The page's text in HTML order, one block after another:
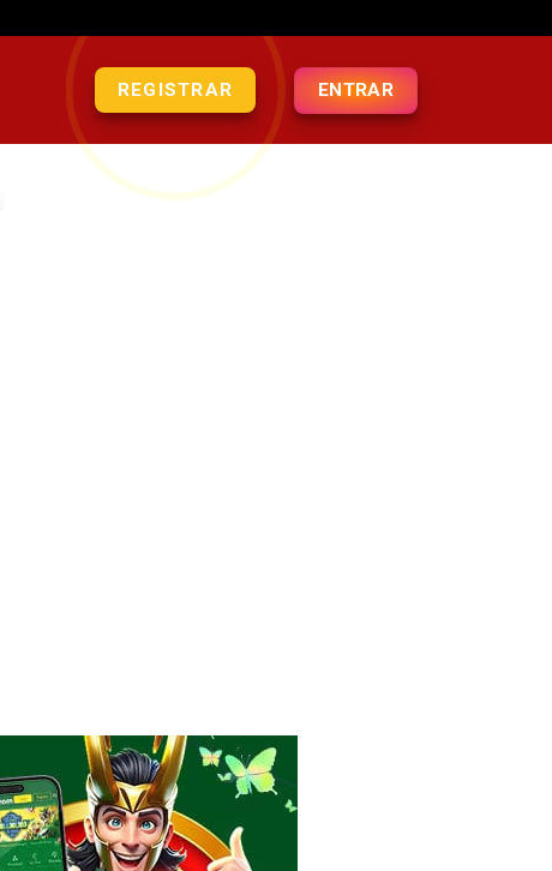
REGISTRAR ENTRAR